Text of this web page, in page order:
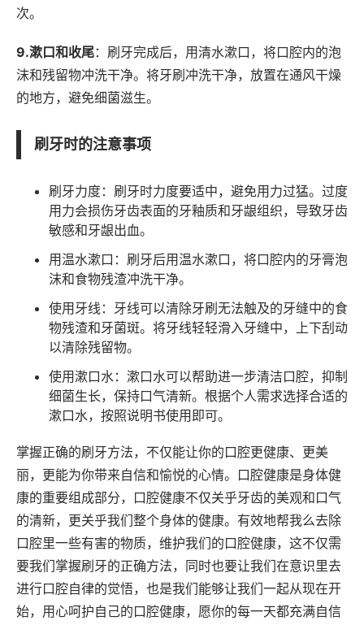
次。
9.漱口和收尾：刷牙完成后，用清水漱口，将口腔内的泡
沫和残留物冲洗干净。将牙刷冲洗干净，放置在通风干燥
的地方，避免细菌滋生。
刷牙时的注意事项
刷牙力度：刷牙时力度要适中，避免用力过猛。过度
用力会损伤牙齿表面的牙釉质和牙龈组织，导致牙齿
敏感和牙龈出血。
用温水漱口：刷牙后用温水漱口，将口腔内的牙膏泡
沫和食物残渣冲洗干净。
使用牙线：牙线可以清除牙刷无法触及的牙缝中的食
物残渣和牙菌斑。将牙线轻轻滑入牙缝中，上下刮动
以清除残留物。
使用漱口水：漱口水可以帮助进一步清洁口腔，抑制
细菌生长，保持口气清新。根据个人需求选择合适的
漱口水，按照说明书使用即可。
掌握正确的刷牙方法，不仅能让你的口腔更健康、更美
丽，更能为你带来自信和愉悦的心情。口腔健康是身体健
康的重要组成部分，口腔健康不仅关乎牙齿的美观和口气
的清新，更关乎我们整个身体的健康。有效地帮我么去除
口腔里一些有害的物质，维护我们的口腔健康，这不仅需
要我们掌握刷牙的正确方法，同时也要让我们在意识里去
进行口腔自律的觉悟，也是我们能够让我们一起从现在开
始，用心呵护自己的口腔健康，愿你的每一天都充满自信